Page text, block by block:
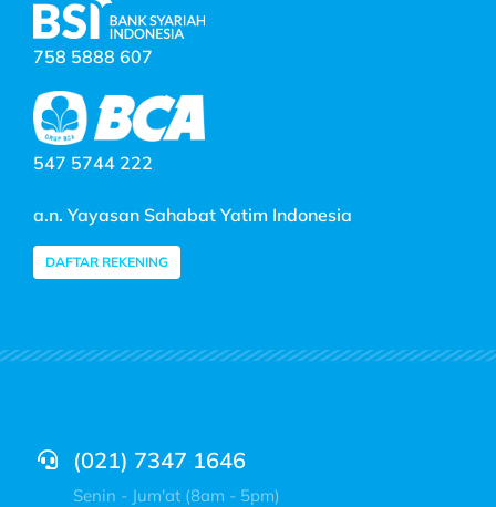
758 5888 607
547 5744 222
a.n. Yayasan Sahabat Yatim Indonesia
DAFTAR REKENING
(021) 7347 1646
Senin - Jum'at (8am - 5pm)